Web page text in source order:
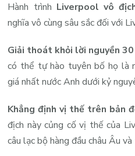
Hành trình Liverpool vô
nghĩa vô cùng sâu sắc đối với
Giải thoát khỏi lời nguyền
có thể tự hào tuyên bố họ là
giá nhất nước Anh dưới kỷ
Khẳng định vị thế trên bản
địch này củng cố vị thế của
câu lạc bộ hàng đầu châu Âu